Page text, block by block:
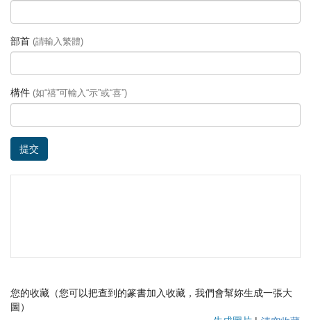
部首 (請輸入繁體)
構件 (如“禧”可輸入“示”或“喜”)
提交
您的收藏（您可以把查到的篆書加入收藏，我們會幫妳生成一張大
圖）